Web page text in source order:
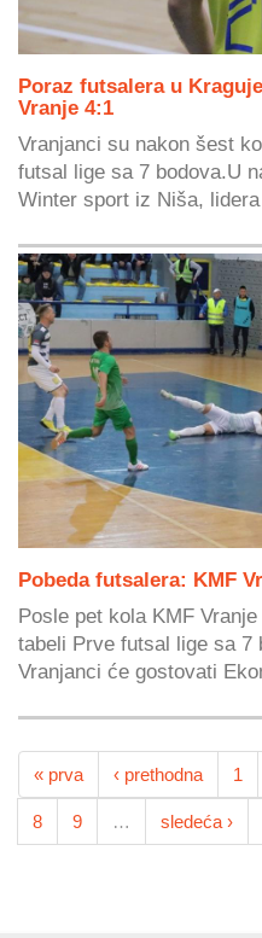
Poraz futsalera u
Vranje 4:1
Vranjanci su nakon šest
futsal lige sa 7 bodova.U
Winter sport iz Niša,
Pobeda futsalera: KMF
Posle pet kola KMF
tabeli Prve futsal lige sa 7
Vranjanci će gostovati
« prva ‹ prethodna 1
8 9 … sledeća ›